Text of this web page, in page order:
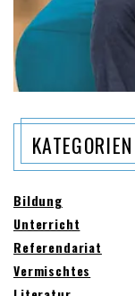
KATEGORIEN
Bildung
Unterricht
Referendariat
Vermischtes